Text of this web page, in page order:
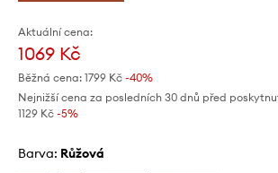
Aktuální cena:
1069 Kč
Běžná cena: 1799 Kč -40%
Nejnižší cena za posledních 30 dnů před
1129 Kč -5%
Barva: růžová